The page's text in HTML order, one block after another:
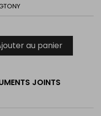
au panier
JOINTS